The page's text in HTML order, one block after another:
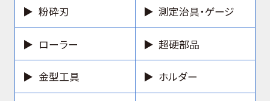
粉砕刃 測定治具・ゲージ
ローラー 超硬部品
金型工具 ホルダー